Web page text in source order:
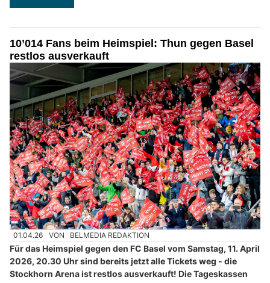
10’014 Fans beim Heimspiel: Thun gegen Basel
restlos ausverkauft
01.04.26 VON BELMEDIA REDAKTION
Für das Heimspiel gegen den FC Basel vom Samstag, 11. April
2026, 20.30 Uhr sind bereits jetzt alle Tickets weg - die
Stockhorn Arena ist restlos ausverkauft! Die Tageskassen